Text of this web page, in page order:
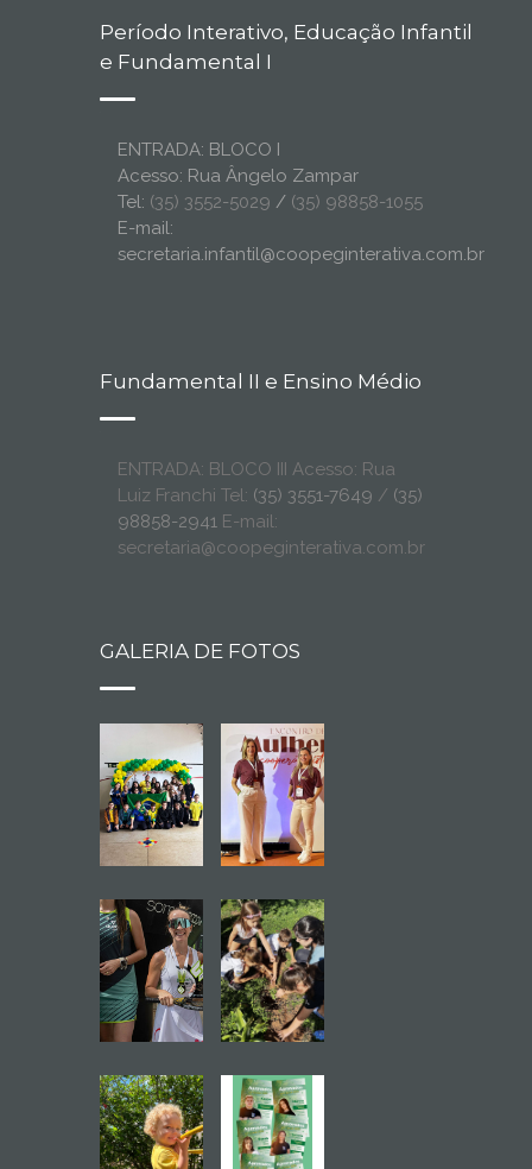
Período Interativo, Educação Infantil
e Fundamental I
ENTRADA: BLOCO I
Acesso: Rua Ângelo Zampar
Tel: (35) 3552-5029 / (35) 98858-1055
E-mail:
secretaria.infantil@coopeginterativa.com.br
Fundamental II e Ensino Médio
ENTRADA: BLOCO III Acesso: Rua
Luiz Franchi Tel: (35) 3551-7649 / (35)
98858-2941 E-mail:
secretaria@coopeginterativa.com.br
GALERIA DE FOTOS